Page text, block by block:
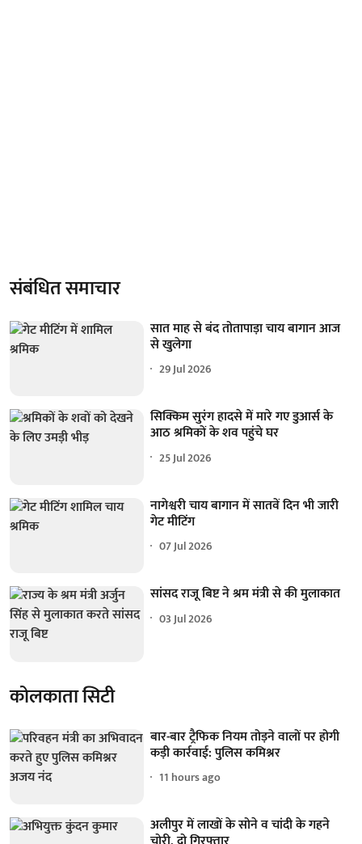
संबंधित समाचार
सात माह से बंद तोतापाड़ा चाय बागान आज
से खुलेगा
29 Jul 2026
सिक्किम सुरंग हादसे में मारे गए डुआर्स के
आठ श्रमिकों के शव पहुंचे घर
25 Jul 2026
नागेश्वरी चाय बागान में सातवें दिन भी जारी
गेट मीटिंग
07 Jul 2026
सांसद राजू बिष्ट ने श्रम मंत्री से की मुलाकात
03 Jul 2026
कोलकाता सिटी
बार-बार ट्रैफिक नियम तोड़ने वालों पर होगी
कड़ी कार्रवाई: पुलिस कमिश्नर
11 hours ago
अलीपुर में लाखों के सोने व चांदी के गहने